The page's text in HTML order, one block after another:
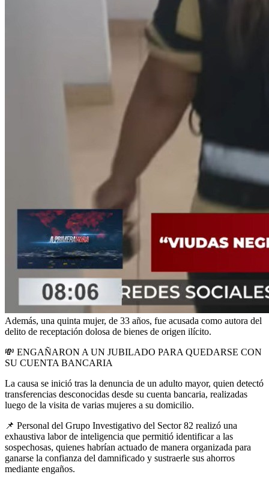
Además, una quinta mujer, de 33 años, fue acusada como autora del
delito de receptación dolosa de bienes de origen ilícito.
💸 ENGAÑARON A UN JUBILADO PARA QUEDARSE CON
SU CUENTA BANCARIA
La causa se inició tras la denuncia de un adulto mayor, quien detectó
transferencias desconocidas desde su cuenta bancaria, realizadas
luego de la visita de varias mujeres a su domicilio.
📌 Personal del Grupo Investigativo del Sector 82 realizó una
exhaustiva labor de inteligencia que permitió identificar a las
sospechosas, quienes habrían actuado de manera organizada para
ganarse la confianza del damnificado y sustraerle sus ahorros
mediante engaños.